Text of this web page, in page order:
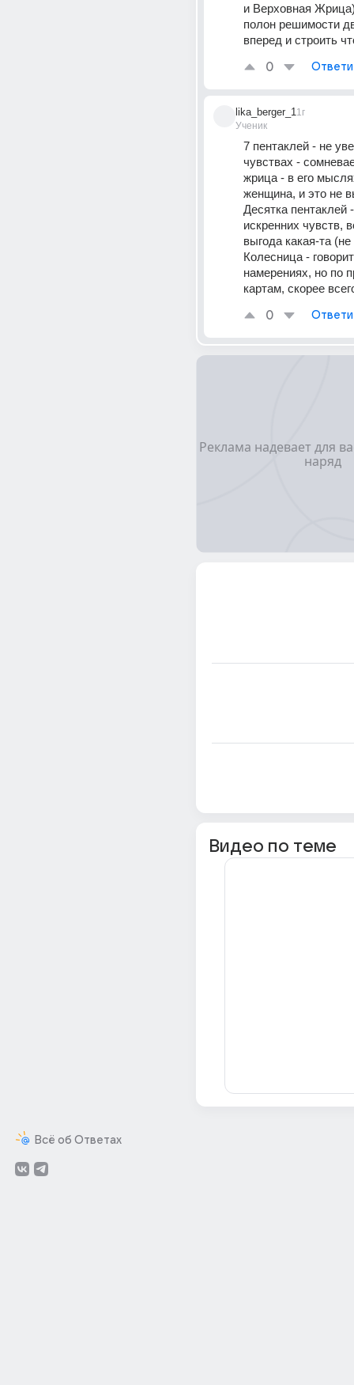
Всё об Ответах
и Верховная
полон решимости
вперед и строить
0
lika_berger_1
Ученик
1г
7 пентаклей - не
чувствах -
жрица - в его
женщина, и это не
Десятка пентаклей
искренних чувств,
выгода какая-та
Колесница -
намерениях, но по
картам, скорее
0
Видео по теме